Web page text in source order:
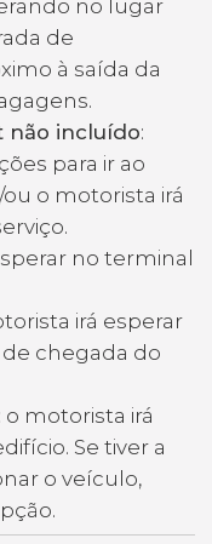
no lugar
de
à saída da
não incluído:
para ir ao
o motorista irá
no terminal
irá esperar
chegada do
motorista irá
Se tiver a
o veículo,